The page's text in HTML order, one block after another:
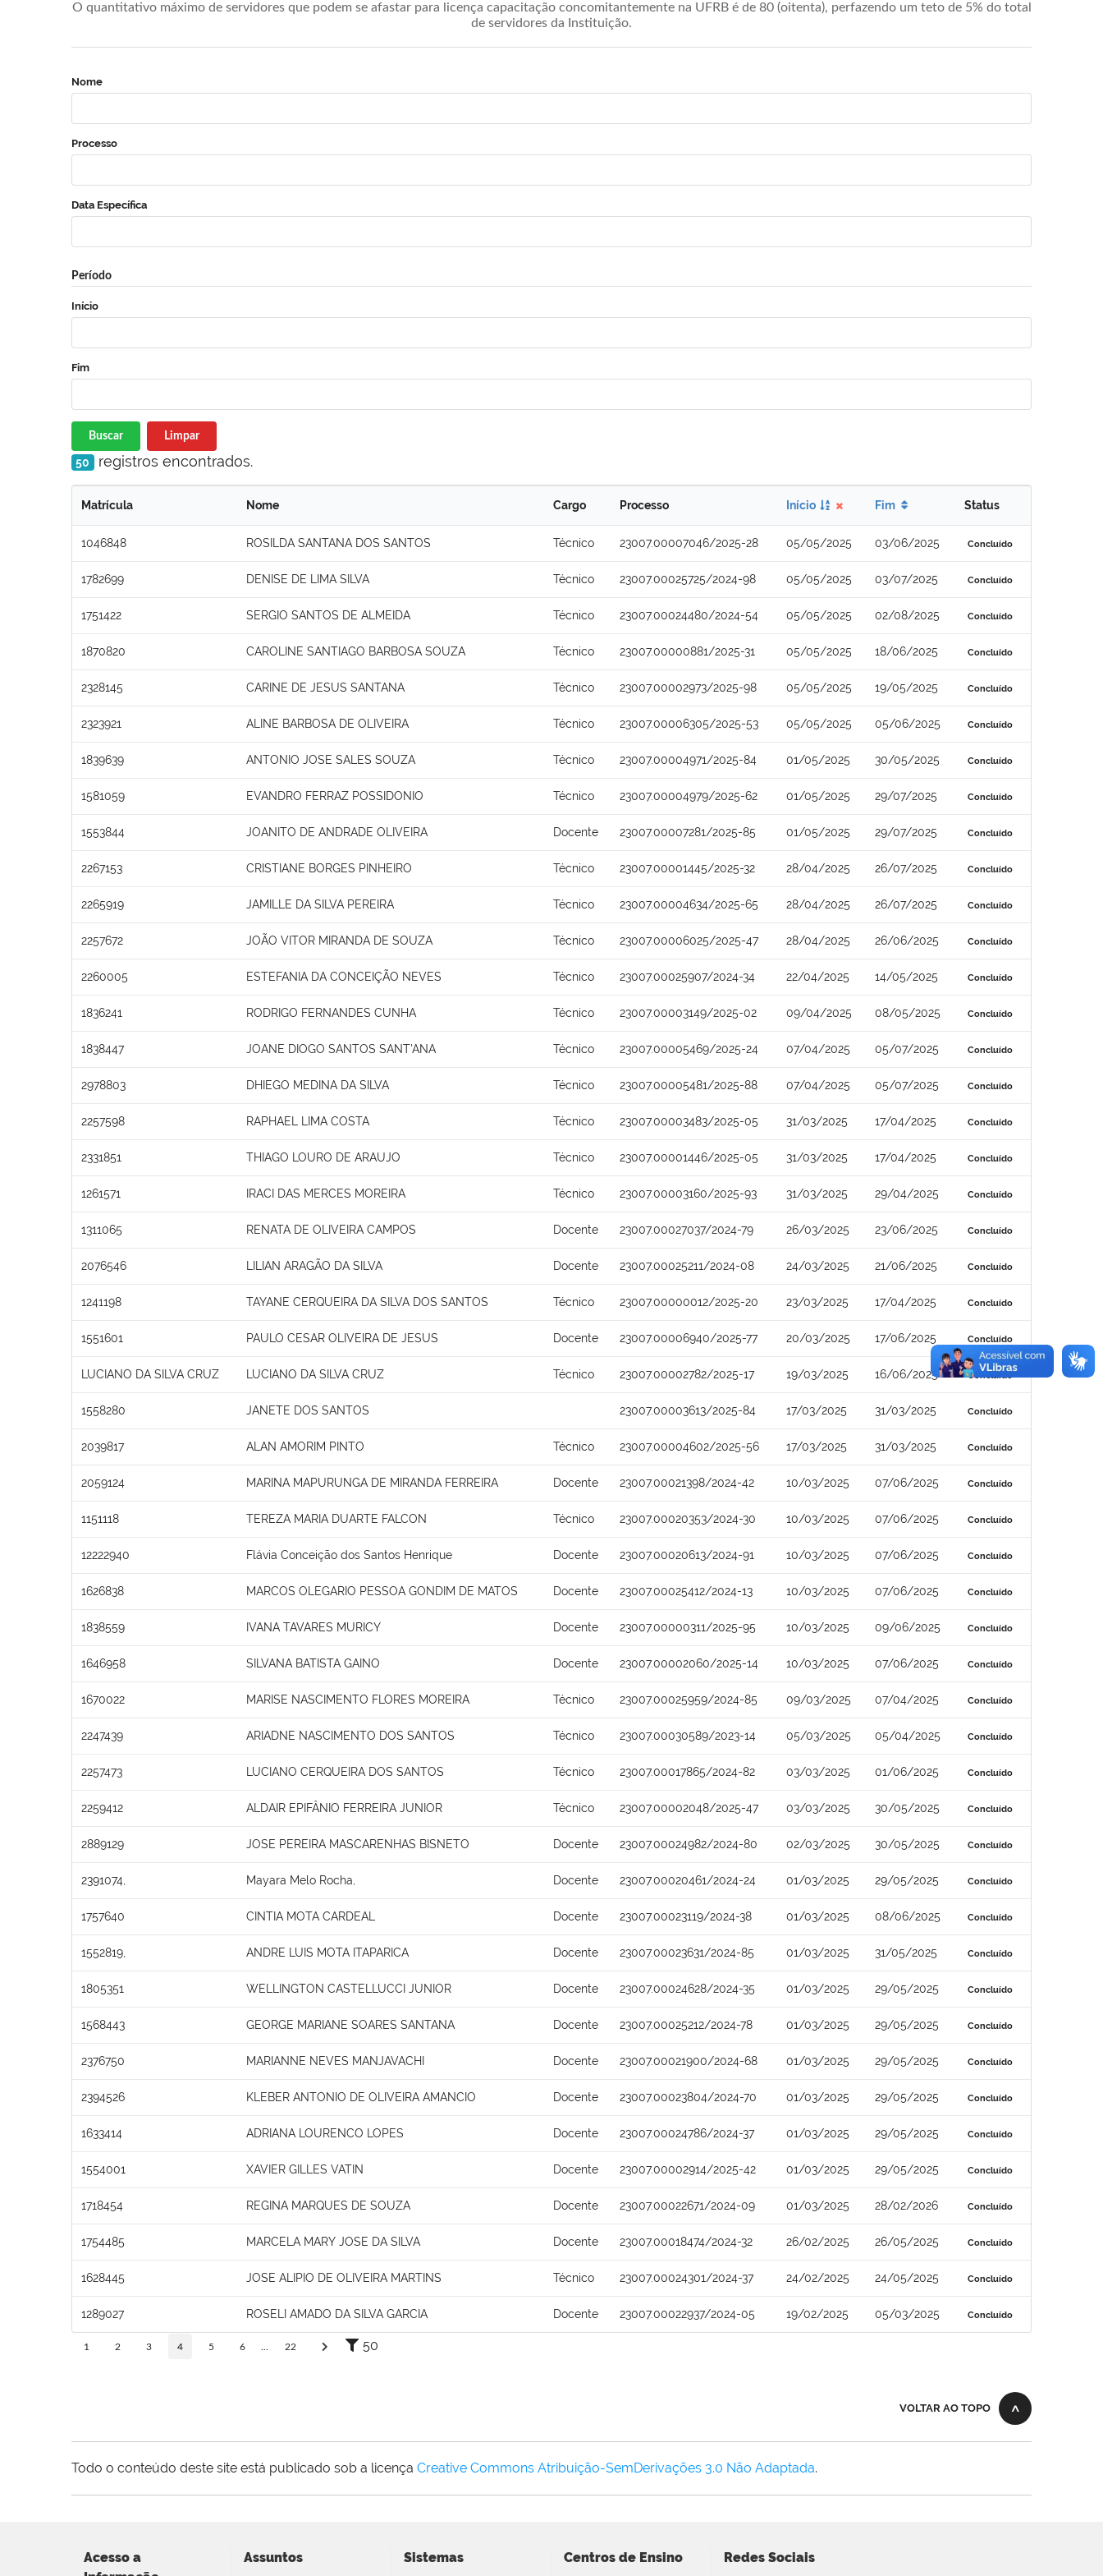
O quantitativo máximo de servidores que podem se afastar para licença capacitação concomitantemente na UFRB é de 80 (oitenta), perfazendo um teto de 5% do total
de servidores da Instituição.
Nome
Processo
Data Específica
Período
Início
Fim
Buscar Limpar
50 registros encontrados.
Matrícula Nome Cargo Processo Início Fim Status
1046848 ROSILDA SANTANA DOS SANTOS Técnico 23007.00007046/2025-28 05/05/2025 03/06/2025 Concluído
1782699 DENISE DE LIMA SILVA Técnico 23007.00025725/2024-98 05/05/2025 03/07/2025 Concluído
1751422 SERGIO SANTOS DE ALMEIDA Técnico 23007.00024480/2024-54 05/05/2025 02/08/2025 Concluído
1870820 CAROLINE SANTIAGO BARBOSA SOUZA Técnico 23007.00000881/2025-31 05/05/2025 18/06/2025 Concluído
2328145 CARINE DE JESUS SANTANA Técnico 23007.00002973/2025-98 05/05/2025 19/05/2025 Concluído
2323921 ALINE BARBOSA DE OLIVEIRA Técnico 23007.00006305/2025-53 05/05/2025 05/06/2025 Concluído
1839639 ANTONIO JOSE SALES SOUZA Técnico 23007.00004971/2025-84 01/05/2025 30/05/2025 Concluído
1581059 EVANDRO FERRAZ POSSIDONIO Técnico 23007.00004979/2025-62 01/05/2025 29/07/2025 Concluído
1553844 JOANITO DE ANDRADE OLIVEIRA Docente 23007.00007281/2025-85 01/05/2025 29/07/2025 Concluído
2267153 CRISTIANE BORGES PINHEIRO Técnico 23007.00001445/2025-32 28/04/2025 26/07/2025 Concluído
2265919 JAMILLE DA SILVA PEREIRA Técnico 23007.00004634/2025-65 28/04/2025 26/07/2025 Concluído
2257672 JOÃO VITOR MIRANDA DE SOUZA Técnico 23007.00006025/2025-47 28/04/2025 26/06/2025 Concluído
2260005 ESTEFANIA DA CONCEIÇÃO NEVES Técnico 23007.00025907/2024-34 22/04/2025 14/05/2025 Concluído
1836241 RODRIGO FERNANDES CUNHA Técnico 23007.00003149/2025-02 09/04/2025 08/05/2025 Concluído
1838447 JOANE DIOGO SANTOS SANT'ANA Técnico 23007.00005469/2025-24 07/04/2025 05/07/2025 Concluído
2978803 DHIEGO MEDINA DA SILVA Técnico 23007.00005481/2025-88 07/04/2025 05/07/2025 Concluído
2257598 RAPHAEL LIMA COSTA Técnico 23007.00003483/2025-05 31/03/2025 17/04/2025 Concluído
2331851 THIAGO LOURO DE ARAUJO Técnico 23007.00001446/2025-05 31/03/2025 17/04/2025 Concluído
1261571 IRACI DAS MERCES MOREIRA Técnico 23007.00003160/2025-93 31/03/2025 29/04/2025 Concluído
1311065 RENATA DE OLIVEIRA CAMPOS Docente 23007.00027037/2024-79 26/03/2025 23/06/2025 Concluído
2076546 LILIAN ARAGÃO DA SILVA Docente 23007.00025211/2024-08 24/03/2025 21/06/2025 Concluído
1241198 TAYANE CERQUEIRA DA SILVA DOS SANTOS Técnico 23007.00000012/2025-20 23/03/2025 17/04/2025 Concluído
1551601 PAULO CESAR OLIVEIRA DE JESUS Docente 23007.00006940/2025-77 20/03/2025 17/06/2025 Concluído
LUCIANO DA SILVA CRUZ LUCIANO DA SILVA CRUZ Técnico 23007.00002782/2025-17 19/03/2025 16/06/2025 Concluído
1558280 JANETE DOS SANTOS 23007.00003613/2025-84 17/03/2025 31/03/2025 Concluído
2039817 ALAN AMORIM PINTO Técnico 23007.00004602/2025-56 17/03/2025 31/03/2025 Concluído
2059124 MARINA MAPURUNGA DE MIRANDA FERREIRA Docente 23007.00021398/2024-42 10/03/2025 07/06/2025 Concluído
1151118 TEREZA MARIA DUARTE FALCON Técnico 23007.00020353/2024-30 10/03/2025 07/06/2025 Concluído
12222940 Flávia Conceição dos Santos Henrique Docente 23007.00020613/2024-91 10/03/2025 07/06/2025 Concluído
1626838 MARCOS OLEGARIO PESSOA GONDIM DE MATOS Docente 23007.00025412/2024-13 10/03/2025 07/06/2025 Concluído
1838559 IVANA TAVARES MURICY Docente 23007.00000311/2025-95 10/03/2025 09/06/2025 Concluído
1646958 SILVANA BATISTA GAINO Docente 23007.00002060/2025-14 10/03/2025 07/06/2025 Concluído
1670022 MARISE NASCIMENTO FLORES MOREIRA Técnico 23007.00025959/2024-85 09/03/2025 07/04/2025 Concluído
2247439 ARIADNE NASCIMENTO DOS SANTOS Técnico 23007.00030589/2023-14 05/03/2025 05/04/2025 Concluído
2257473 LUCIANO CERQUEIRA DOS SANTOS Técnico 23007.00017865/2024-82 03/03/2025 01/06/2025 Concluído
2259412 ALDAIR EPIFÂNIO FERREIRA JUNIOR Técnico 23007.00002048/2025-47 03/03/2025 30/05/2025 Concluído
2889129 JOSE PEREIRA MASCARENHAS BISNETO Docente 23007.00024982/2024-80 02/03/2025 30/05/2025 Concluído
2391074, Mayara Melo Rocha, Docente 23007.00020461/2024-24 01/03/2025 29/05/2025 Concluído
1757640 CINTIA MOTA CARDEAL Docente 23007.00023119/2024-38 01/03/2025 08/06/2025 Concluído
1552819, ANDRE LUIS MOTA ITAPARICA Docente 23007.00023631/2024-85 01/03/2025 31/05/2025 Concluído
1805351 WELLINGTON CASTELLUCCI JUNIOR Docente 23007.00024628/2024-35 01/03/2025 29/05/2025 Concluído
1568443 GEORGE MARIANE SOARES SANTANA Docente 23007.00025212/2024-78 01/03/2025 29/05/2025 Concluído
2376750 MARIANNE NEVES MANJAVACHI Docente 23007.00021900/2024-68 01/03/2025 29/05/2025 Concluído
2394526 KLEBER ANTONIO DE OLIVEIRA AMANCIO Docente 23007.00023804/2024-70 01/03/2025 29/05/2025 Concluído
1633414 ADRIANA LOURENCO LOPES Docente 23007.00024786/2024-37 01/03/2025 29/05/2025 Concluído
1554001 XAVIER GILLES VATIN Docente 23007.00002914/2025-42 01/03/2025 29/05/2025 Concluído
1718454 REGINA MARQUES DE SOUZA Docente 23007.00022671/2024-09 01/03/2025 28/02/2026 Concluído
1754485 MARCELA MARY JOSE DA SILVA Docente 23007.00018474/2024-32 26/02/2025 26/05/2025 Concluído
1628445 JOSE ALIPIO DE OLIVEIRA MARTINS Técnico 23007.00024301/2024-37 24/02/2025 24/05/2025 Concluído
1289027 ROSELI AMADO DA SILVA GARCIA Docente 23007.00022937/2024-05 19/02/2025 05/03/2025 Concluído
1 2 3 4 5 6 22 50
VOLTAR AO TOPO
Todo o conteúdo deste site está publicado sob a licença Creative Commons Atribuição-SemDerivações 3.0 Não Adaptada.
Acesso a
Assuntos Sistemas Centros de Ensino Redes Sociais